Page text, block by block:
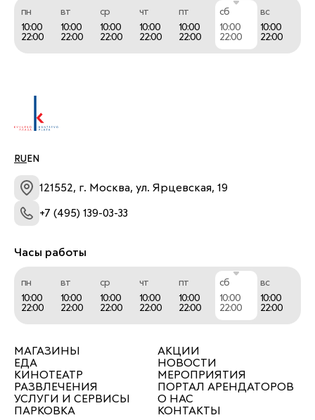
пн
10:00
22:00
вт
10:00
22:00
ср
10:00
22:00
чт
10:00
22:00
пт
10:00
22:00
сб
10:00
22:00
вс
10:00
22:00
RU EN
121552, г. Москва, ул. Ярцевская, 19
+7 (495) 139-03-33
Часы работы
пн
10:00
22:00
вт
10:00
22:00
ср
10:00
22:00
чт
10:00
22:00
пт
10:00
22:00
сб
10:00
22:00
вс
10:00
22:00
МАГАЗИНЫ
ЕДА
КИНОТЕАТР
РАЗВЛЕЧЕНИЯ
УСЛУГИ И СЕРВИСЫ
ПАРКОВКА
АКЦИИ
НОВОСТИ
МЕРОПРИЯТИЯ
ПОРТАЛ АРЕНДАТОРОВ
О НАС
КОНТАКТЫ